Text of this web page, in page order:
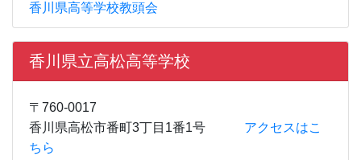
香川県高等学校教頭会
香川県立高松高等学校
〒760-0017
香川県高松市番町3丁目1番1号 アクセスはこ
ちら